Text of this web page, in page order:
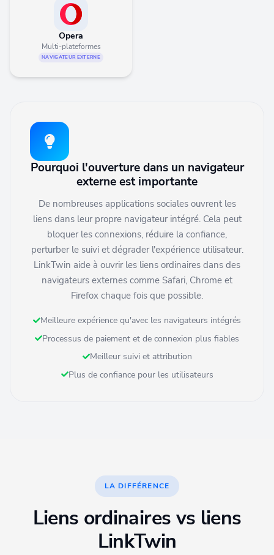
Opera
Multi-plateformes
NAVIGATEUR EXTERNE
Pourquoi l'ouverture dans un navigateur
externe est importante
De nombreuses applications sociales ouvrent les
liens dans leur propre navigateur intégré. Cela peut
bloquer les connexions, réduire la confiance,
perturber le suivi et dégrader l'expérience utilisateur.
LinkTwin aide à ouvrir les liens ordinaires dans des
navigateurs externes comme Safari, Chrome et
Firefox chaque fois que possible.
Meilleure expérience qu'avec les navigateurs intégrés
Processus de paiement et de connexion plus fiables
Meilleur suivi et attribution
Plus de confiance pour les utilisateurs
LA DIFFÉRENCE
Liens ordinaires vs liens
LinkTwin